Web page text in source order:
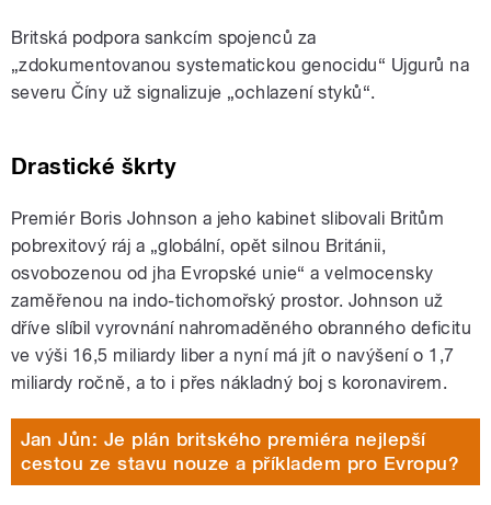
Britská podpora sankcím spojenců za
„zdokumentovanou systematickou genocidu“ Ujgurů na
severu Číny už signalizuje „ochlazení styků“.
Drastické škrty
Premiér Boris Johnson a jeho kabinet slibovali Britům
pobrexitový ráj a „globální, opět silnou Británii,
osvobozenou od jha Evropské unie“ a velmocensky
zaměřenou na indo-tichomořský prostor. Johnson už
dříve slíbil vyrovnání nahromaděného obranného deficitu
ve výši 16,5 miliardy liber a nyní má jít o navýšení o 1,7
miliardy ročně, a to i přes nákladný boj s koronavirem.
Jan Jůn: Je plán britského premiéra nejlepší
cestou ze stavu nouze a příkladem pro Evropu?